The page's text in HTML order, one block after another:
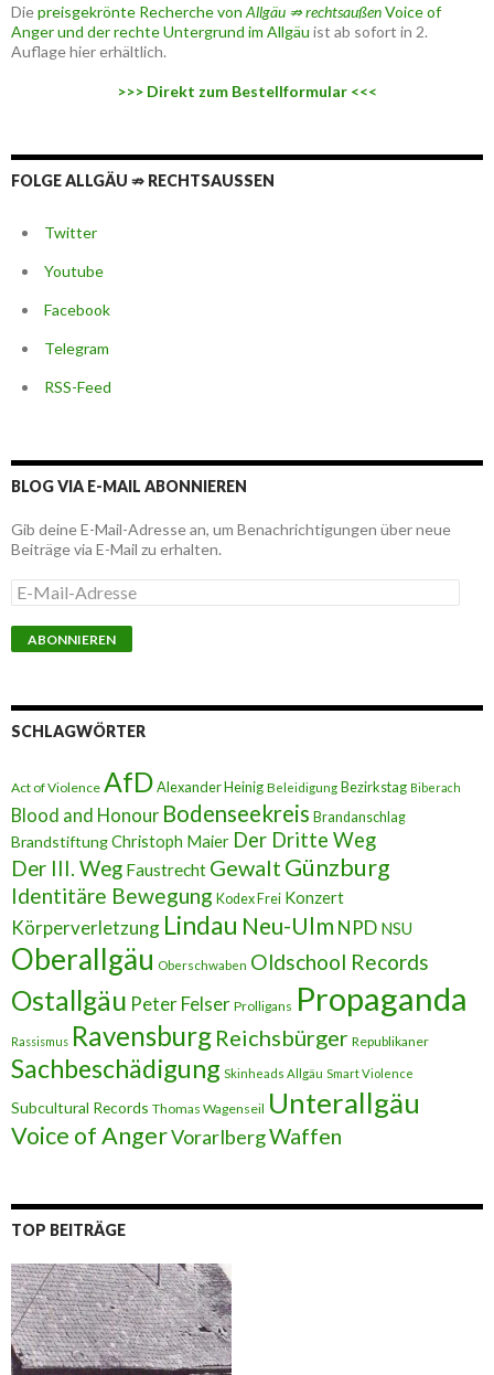
Diepreisgekrönte Recherche von Allgäu ⇏ rechtsaußenVoice of
Anger und der rechte Untergrund im Allgäu ist ab sofort in 2.
Auflage hier erhältlich.
>>> Direkt zum Bestellformular <<<
FOLGE ALLGÄU ⇏ RECHTSAUSSEN
Twitter
Youtube
Facebook
Telegram
RSS-Feed
BLOG VIA E-MAIL ABONNIEREN
Gib deine E-Mail-Adresse an, um Benachrichtigungen über neue
Beiträge via E-Mail zu erhalten.
E
-
M
a
-
A
e
s
s
e
SCHLAGWÖRTER
Act of Violence AfDAlexander Heinig Beleidigung Bezirkstag Biberach
Blood and Honour Bodenseekreis Brandanschlag
BrandstiftungChristoph Maier Der Dritte Weg
Der III. Weg Faustrecht Gewalt Günzburg
Identitäre Bewegung Kodex Frei Konzert
Körperverletzung Lindau Neu-Ulm NPD NSU
Oberallgäu Oberschwaben Oldschool Records
Ostallgäu Peter Felser Prolligans Propaganda
Rassismus Ravensburg Reichsbürger Republikaner
Sachbeschädigung Skinheads Allgäu Smart Violence
Subcultural Records Thomas Wagenseil Unterallgäu
Voice of AngerVorarlbergWaffen
TOP BEITRÄGE